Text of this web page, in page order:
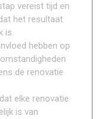
vereist tijd en
het resultaat
is.
hebben op
de renovatie
elke renovatie
is van